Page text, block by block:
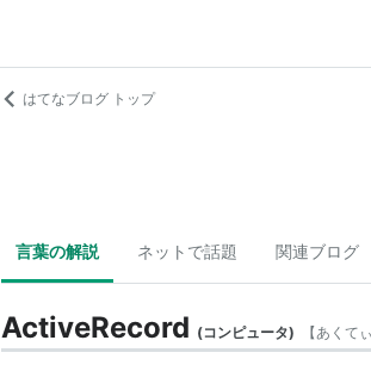
はてなブログ トップ
言葉の解説 ネットで話題 関連ブログ
ActiveRecord (コンピュータ) 【あくて